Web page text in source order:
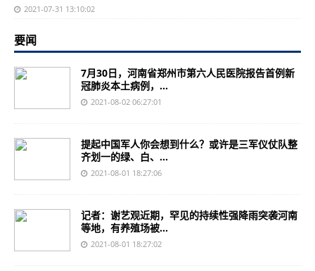
2021-07-31 13:10:02
要闻
7月30日，河南省郑州市第六人民医院报告首例新
冠肺炎本土病例，...
2021-08-02 06:27:01
提起中国军人你会想到什么？或许是三军仪仗队整
齐划一的绿、白、...
2021-08-01 18:27:06
记者：谢艺观近期，罕见的持续性强降雨突袭河南
等地，有养殖场被...
2021-08-01 18:27:02